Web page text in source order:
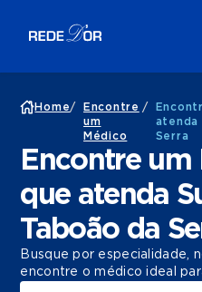
Home/
Encontre
um
Médico
/
atenda
Serra
Encontre
que atenda
Taboão da
Busque por especialidade,
encontre o médico ideal